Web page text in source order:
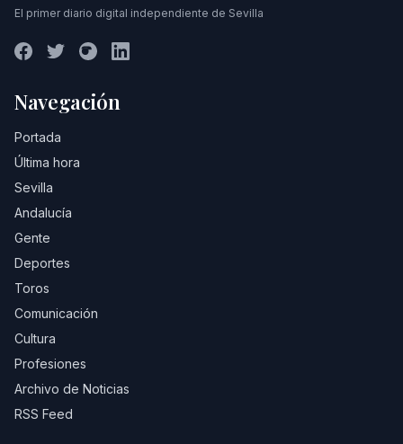
El primer diario digital independiente de Sevilla
Navegación
Portada
Última hora
Sevilla
Andalucía
Gente
Deportes
Toros
Comunicación
Cultura
Profesiones
Archivo de Noticias
RSS Feed